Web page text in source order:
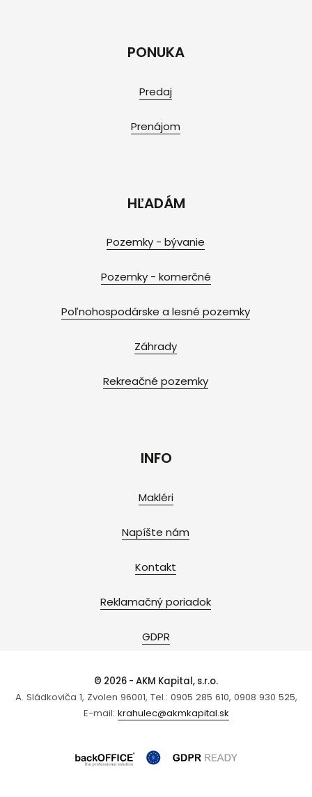
PONUKA
Predaj
Prenájom
HĽADÁM
Pozemky - bývanie
Pozemky - komerčné
Poľnohospodárske a lesné pozemky
Záhrady
Rekreačné pozemky
INFO
Makléri
Napíšte nám
Kontakt
Reklamačný poriadok
GDPR
© 2026 - AKM Kapital, s.r.o.
A. Sládkoviča 1, Zvolen 96001, Tel.: 0905 285 610, 0908 930 525,
E-mail: krahulec@akmkapital.sk